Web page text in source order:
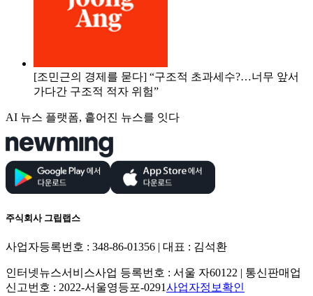
[조민근의 경제를 묻다] “구조적 초과세수?…너무 앞서
가다간 구조적 적자 위험”
AI 뉴스 플랫폼, 흩어진 뉴스를 잇다
주식회사 그립랩스
사업자등록번호 : 348-86-01356 | 대표 : 김석환
인터넷뉴스서비스사업 등록번호 : 서울 자60122 | 통신판매업
신고번호 : 2022-서울영등포-0291사업자정보확인